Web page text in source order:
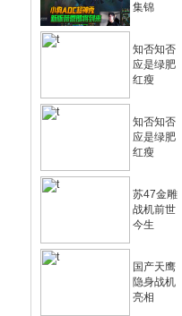
集锦
知否知否
应是绿肥
红瘦
知否知否
应是绿肥
红瘦
苏47金雕
战机前世
今生
国产天鹰
隐身战机
亮相